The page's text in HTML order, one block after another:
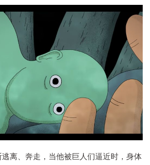
离、奔走，当他被巨人们逼近时，身体